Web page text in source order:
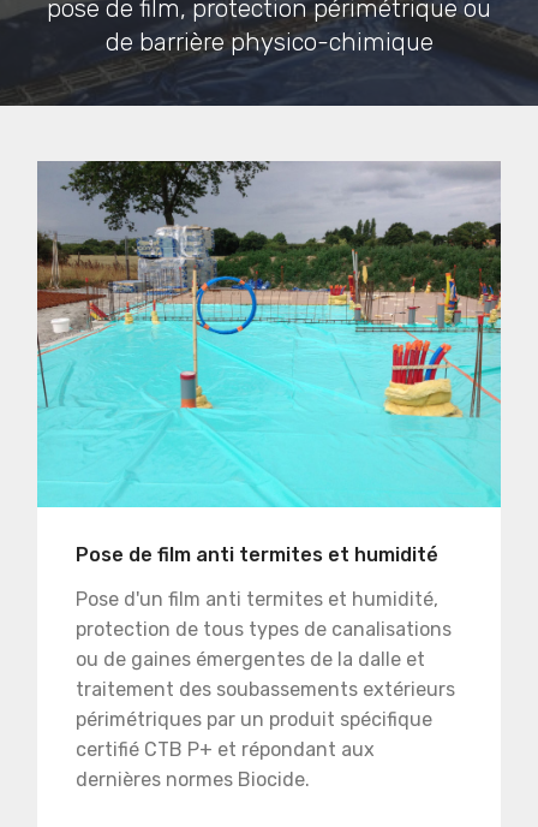
pose de film, protection périmétrique ou
de barrière physico-chimique
Pose de film anti termites et humidité
Pose d'un film anti termites et humidité,
protection de tous types de canalisations
ou de gaines émergentes de la dalle et
traitement des soubassements extérieurs
périmétriques par un produit spécifique
certifié CTB P+ et répondant aux
dernières normes Biocide.